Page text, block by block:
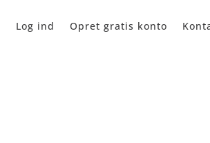
Log ind Opret gratis konto